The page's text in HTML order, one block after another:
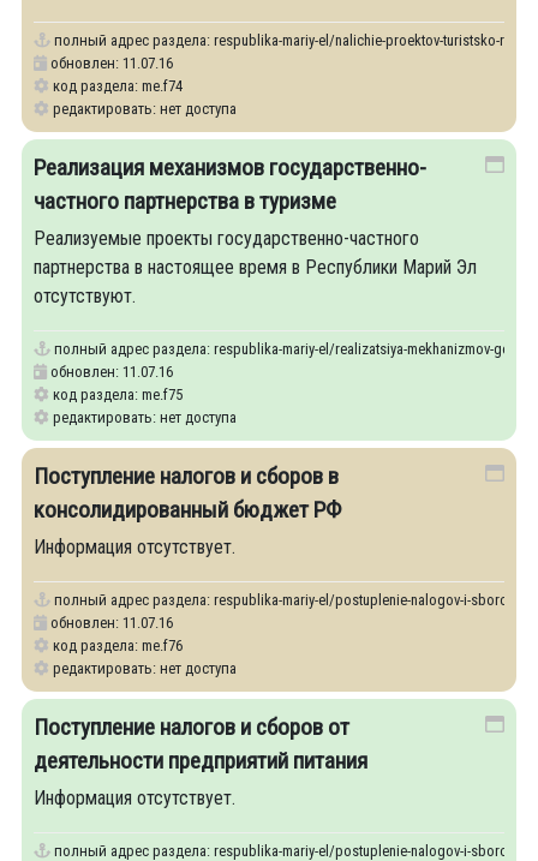
полный адрес раздела: respublika-mariy-el/nalichie-proektov-turistsko-
обновлен: 11.07.16
код раздела: me.f74
редактировать: нет доступа
Реализация механизмов государственно-
частного партнерства в туризме
Реализуемые проекты государственно-частного
партнерства в настоящее время в Республики Марий Эл
отсутствуют.
полный адрес раздела: respublika-mariy-el/realizatsiya-mekhanizmov-
обновлен: 11.07.16
код раздела: me.f75
редактировать: нет доступа
Поступление налогов и сборов в
консолидированный бюджет РФ
Информация отсутствует.
полный адрес раздела: respublika-mariy-el/postuplenie-nalogov-i-sborov-v-
обновлен: 11.07.16
код раздела: me.f76
редактировать: нет доступа
Поступление налогов и сборов от
деятельности предприятий питания
Информация отсутствует.
полный адрес раздела: respublika-mariy-el/postuplenie-nalogov-i-sborov-